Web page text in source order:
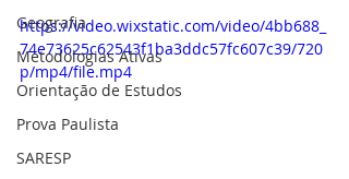
Geografia
Metodologias Ativas
Orientação de Estudos
Prova Paulista
SARESP
https://video.wixstatic.com/video/4bb688_
74e73625c62543f1ba3ddc57fc607c39/720
p/mp4/file.mp4